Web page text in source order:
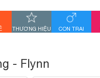
THƯƠNG HIỆU CON TRAI
- Flynn